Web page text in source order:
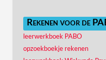
Rekenen voor de
leerwerkboek PABO
opzoekboekje rekenen